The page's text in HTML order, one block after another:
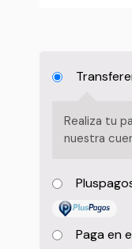
Realiza tu
nuestra
Paga en